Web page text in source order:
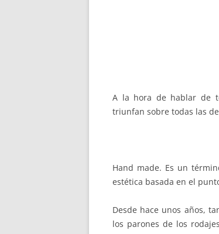
A la hora de hablar de
triunfan sobre todas las
Hand made. Es un
estética basada en el
Desde hace unos años,
los parones de los